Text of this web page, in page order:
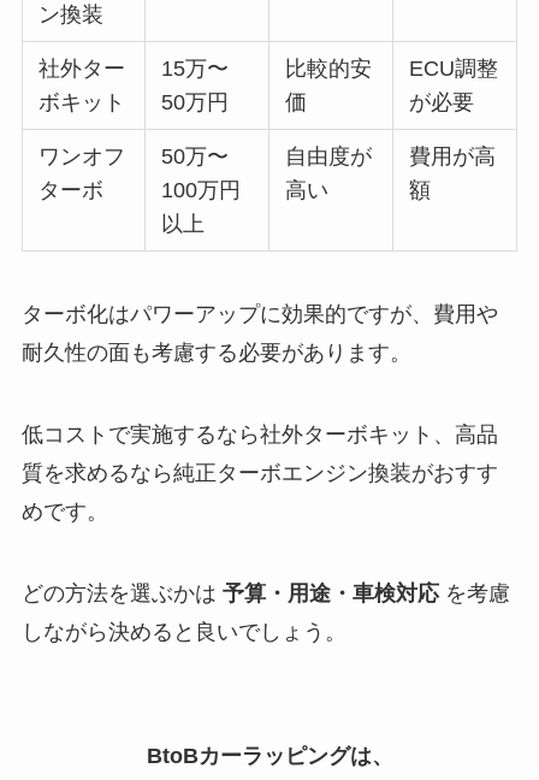
ン換装
社外ター
ボキット
15万〜
50万円
比較的安
価
ECU調整
が必要
ワンオフ
ターボ
50万〜
100万円
以上
自由度が
高い
費用が高
額
ターボ化はパワーアップに効果的ですが、費用や
耐久性の面も考慮する必要があります。
低コストで実施するなら社外ターボキット、高品
質を求めるなら純正ターボエンジン換装がおすす
めです。
どの方法を選ぶかは 予算・用途・車検対応を考慮
しながら決めると良いでしょう。
BtoBカーラッピングは、